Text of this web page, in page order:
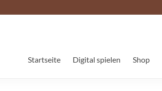
Startseite Digital spielen Shop